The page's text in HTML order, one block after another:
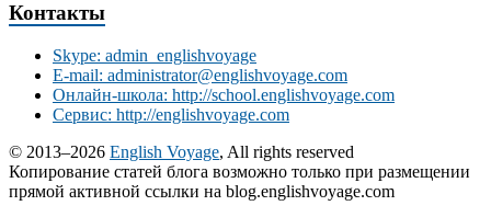
Контакты
Skype: admin_englishvoyage
E-mail: administrator@englishvoyage.com
Онлайн-школа: http://school.englishvoyage.com
Сервис: http://englishvoyage.com
© 2013–2026 English Voyage, All rights reserved
Копирование статей блога возможно только при размещении
прямой активной ссылки на blog.englishvoyage.com